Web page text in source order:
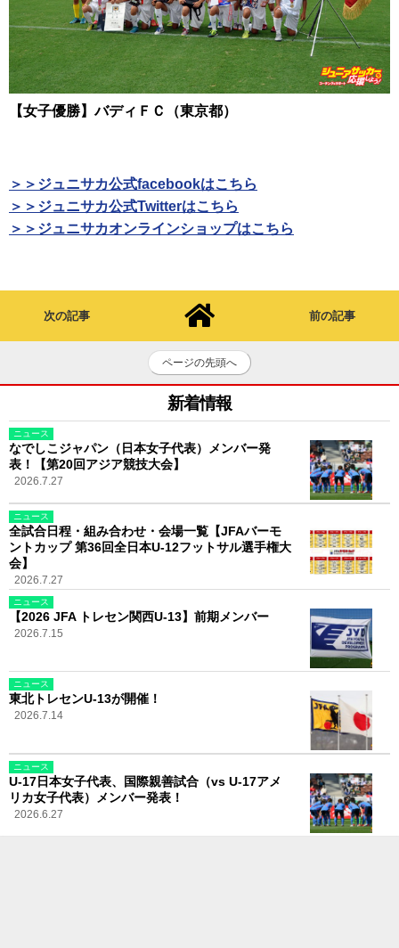
【女子優勝】バディＦＣ（東京都）
＞＞ジュニサカ公式facebookはこちら
＞＞ジュニサカ公式Twitterはこちら
＞＞ジュニサカオンラインショップはこちら
次の記事 前の記事
ページの先頭へ
新着情報
ニュース
なでしこジャパン（日本女子代表）メンバー発
表！【第20回アジア競技大会】
2026.7.27
ニュース
全試合日程・組み合わせ・会場一覧【JFAバーモ
ントカップ 第36回全日本U-12フットサル選手権大
会】
2026.7.27
ニュース
【2026 JFA トレセン関西U-13】前期メンバー
2026.7.15
ニュース
東北トレセンU-13が開催！
2026.7.14
ニュース
U-17日本女子代表、国際親善試合（vs U-17アメ
リカ女子代表）メンバー発表！
2026.6.27